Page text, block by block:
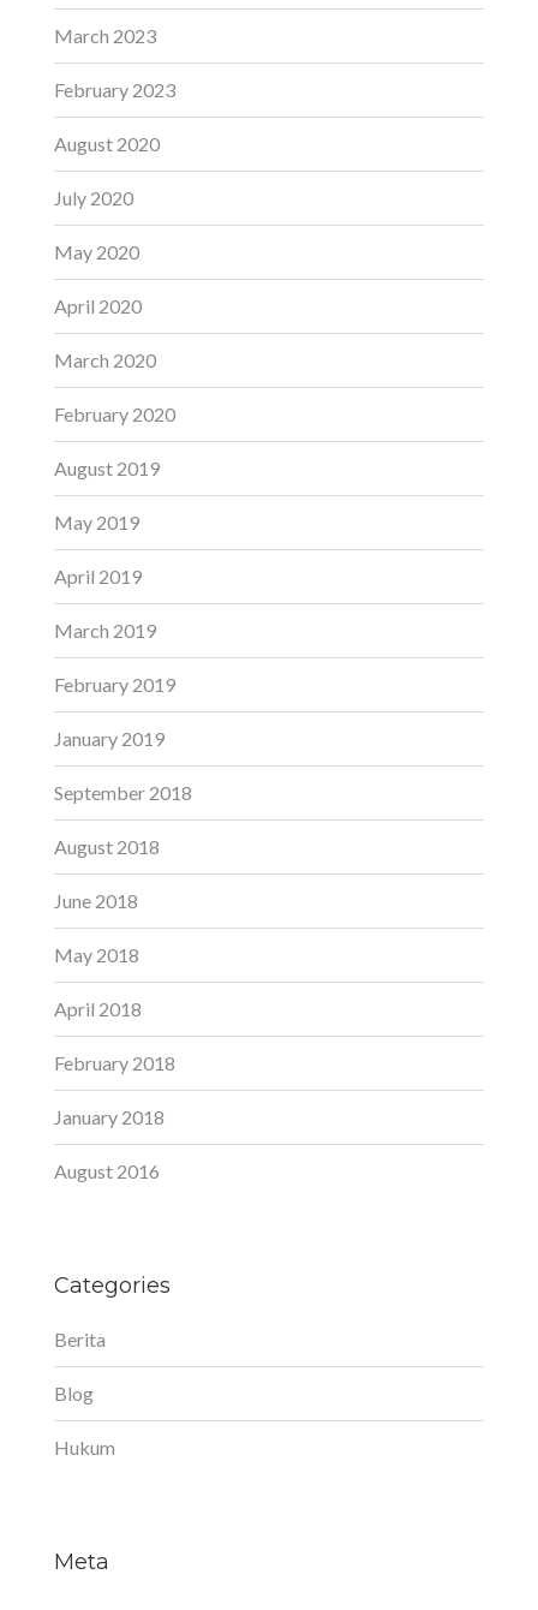
March 2023
February 2023
August 2020
July 2020
May 2020
April 2020
March 2020
February 2020
August 2019
May 2019
April 2019
March 2019
February 2019
January 2019
September 2018
August 2018
June 2018
May 2018
April 2018
February 2018
January 2018
August 2016
Categories
Berita
Blog
Hukum
Meta